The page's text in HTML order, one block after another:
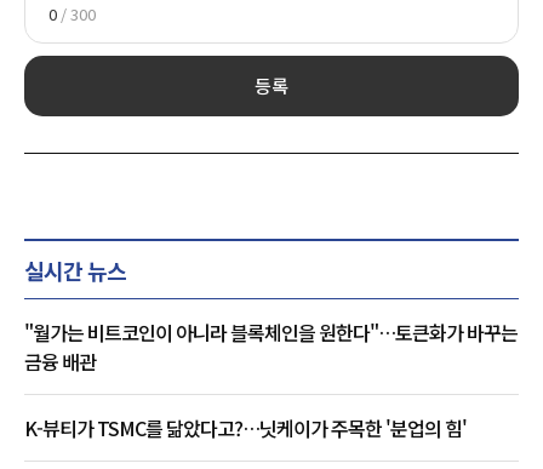
0 / 300
등록
실시간 뉴스
"월가는 비트코인이 아니라 블록체인을 원한다"…토큰화가 바꾸는
금융 배관
K-뷰티가 TSMC를 닮았다고?…닛케이가 주목한 '분업의 힘'